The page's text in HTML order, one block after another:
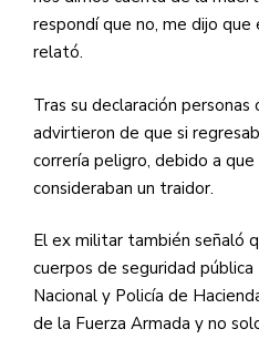
respondí que no, me dijo que
relató.
Tras su declaración
advirtieron de que si
correría peligro, debido a
consideraban un traidor.
El ex militar también señaló
cuerpos de seguridad pública
Nacional y Policía de
de la Fuerza Armada y no